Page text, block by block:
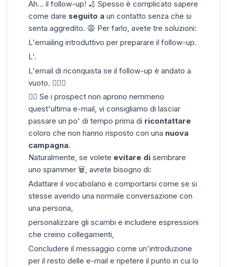
Ah... il follow-up! 🏏 Spesso è complicato sapere
come dare seguito a un contatto senza che si
senta aggredito. 😩 Per farlo, avete tre soluzioni:
L'emailing introduttivo per preparare il follow-up.
L'.
L'email di riconquista se il follow-up è andato a
vuoto. 🤷🏻‍♀️
👉🏼 Se i prospect non aprono nemmeno
quest'ultima e-mail, vi consigliamo di lasciar
passare un po' di tempo prima di ricontattare
coloro che non hanno risposto con una nuova
campagna.
Naturalmente, se volete evitare di sembrare
uno spammer 🗑️, avrete bisogno di:
Adattare il vocabolario e comportarsi come se si
stesse avendo una normale conversazione con
una persona,
personalizzare gli scambi e includere espressioni
che creino collegamenti,
Concludere il messaggio come un'introduzione
per il resto delle e-mail e ripetere il punto in cui lo